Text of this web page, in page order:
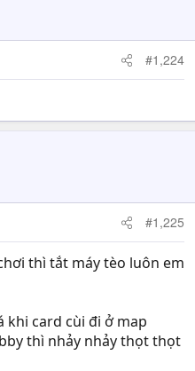
#1,224
#1,225
thì tắt máy tèo luôn em
khi card cùi đi ở map
thì nhảy nhảy thọt thọt